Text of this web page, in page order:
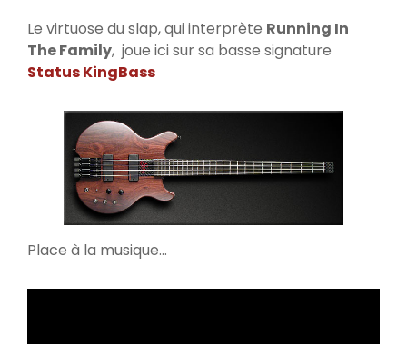
Le virtuose du slap, qui interprète Running In
The Family, joue ici sur sa basse signature
Status KingBass
Place à la musique…